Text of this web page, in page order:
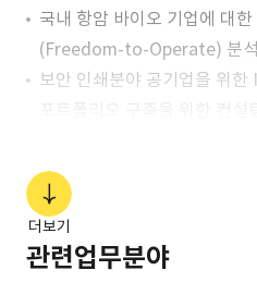
국내 항암 바이오 기업에 대
(Freedom-to-Operate) 분석
보안 인쇄분야 공기업을 위한
법률실사 수행
더보기
관련업무분야